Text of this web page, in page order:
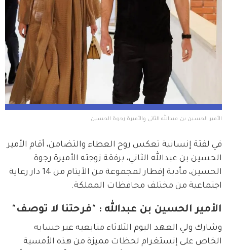
الأمير الحسين بن عبدالله الثاني والأميرة رجوة الحسين
في لفتة إنسانية تعكس روح العطاء والتضامن، أقام الأمير
الحسين بن عبدالله الثاني، برفقة زوجته الأميرة رجوة
الحسين، مأدبة إفطار لمجموعة من الأيتام من 14 دار رعاية
اجتماعية من مختلف محافظات المملكة.
الأمير الحسين بن عبدالله : "فرحتنا لا توصف"
وشارك ولي العهد اليوم الثلاثاء متابعيه عبر حسابه
الخاص على إنستغرام لحظات مميزة من هذه الأمسية